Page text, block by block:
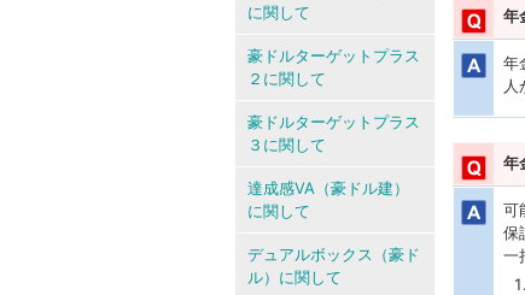
年
年
年
可
保
一
に関して
豪ドルターゲットプラス
２に関して
豪ドルターゲットプラス
３に関して
達成感VA（豪ドル建）
に関して
デュアルボックス（豪ド
ル）に関して